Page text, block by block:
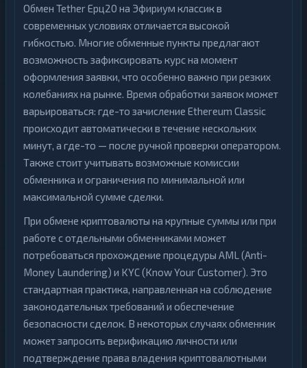
Обмен Tether Ерц20 на Эфириум классик в
современных условиях отличается высокой
гибкостью. Многие обменные пункты предлагают
возможность зафиксировать курс на момент
оформления заявки, что особенно важно при резких
колебаниях на рынке. Время обработки заявок может
варьироваться: где-то зачисление Ethereum Classic
происходит автоматически в течение нескольких
минут, а где-то — после ручной проверки оператором.
Также стоит учитывать возможные комиссии
обменника и ограничения по минимальной или
максимальной сумме сделки.
При обмене криптовалюты на крупные суммы или при
работе с отдельными обменниками может
потребоваться прохождение процедуры AML (Anti-
Money Laundering) и KYC (Know Your Customer). Это
стандартная практика, направленная на соблюдение
законодательных требований и обеспечение
безопасности сделок. В некоторых случаях обменник
может запросить верификацию личности или
подтверждение права владения криптовалютными